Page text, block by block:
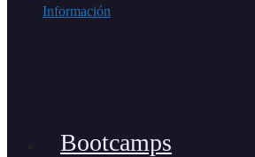
Información
Bootcamps